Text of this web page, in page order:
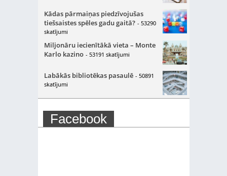
Kādas pārmaiņas piedzīvojušas
tiešsaistes spēles gadu gaitā? - 53290
skatījumi
Miljonāru iecienītākā vieta – Monte
Karlo kazino - 53191 skatījumi
Labākās bibliotēkas pasaulē - 50891
skatījumi
Facebook